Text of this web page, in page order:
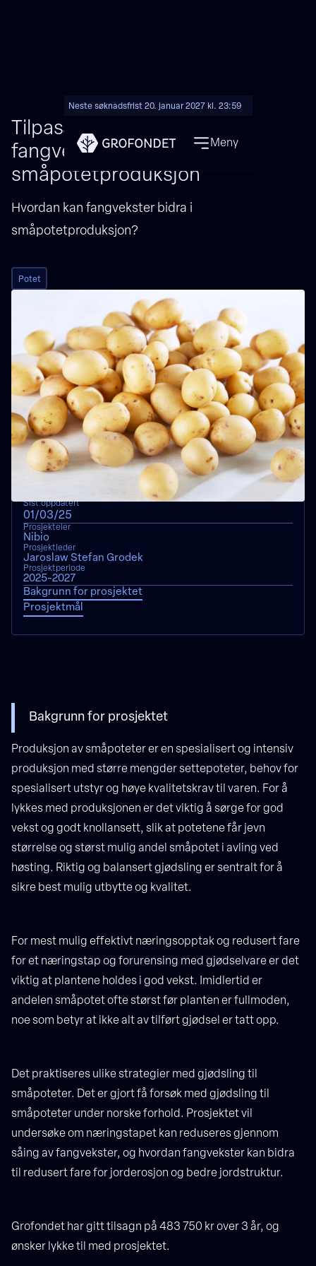
Neste søknadsfrist 20. januar 2027 kl. 23:59
Meny
Tilpasset gjødsling og
fangveksteffekt i
småpotetproduksjon
Hvordan kan fangvekster bidra i
småpotetproduksjon?
Potet
Oppsummering
Sist oppdatert
01 /03/25
Prosjekteier
Nibio
Prosjektleder
Jaroslaw Stefan Grodek
Prosjektperiode
2025-2027
Bakgrunn for prosjektet
Prosjektmål
Bakgrunn for prosjektet
Produksjon av småpoteter er en spesialisert og intensiv
produksjon med større mengder settepoteter, behov for
spesialisert utstyr og høye kvalitetskrav til varen. For å
lykkes med produksjonen er det viktig å sørge for god
vekst og godt knollansett, slik at potetene får jevn
størrelse og størst mulig andel småpotet i avling ved
høsting. Riktig og balansert gjødsling er sentralt for å
sikre best mulig utbytte og kvalitet.
For mest mulig effektivt næringsopptak og redusert fare
for et næringstap og forurensing med gjødselvare er det
viktig at plantene holdes i god vekst. Imidlertid er
andelen småpotet ofte størst før planten er fullmoden,
noe som betyr at ikke alt av tilført gjødsel er tatt opp.
Det praktiseres ulike strategier med gjødsling til
småpoteter. Det er gjort få forsøk med gjødsling til
småpoteter under norske forhold. Prosjektet vil
undersøke om næringstapet kan reduseres gjennom
såing av fangvekster, og hvordan fangvekster kan bidra
til redusert fare for jorderosjon og bedre jordstruktur.
Grofondet har gitt tilsagn på 483 750 kr over 3 år, og
ønsker lykke til med prosjektet.